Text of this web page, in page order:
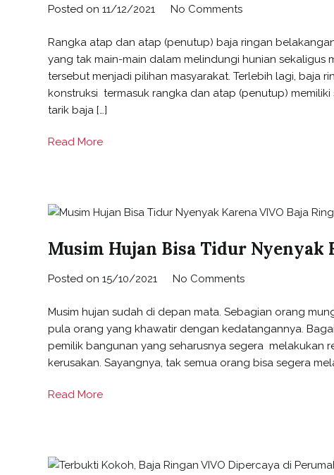
Posted on 11/12/2021 No Comments
Rangka atap dan atap (penutup) baja ringan
yang tak main-main dalam melindungi hunian sekaligus
tersebut menjadi pilihan masyarakat. Terlebih lagi, baja
konstruksi termasuk rangka dan atap (penutup)
tarik baja […]
Read More
Musim Hujan Bisa Tidur Nyenyak
Posted on 15/10/2021 No Comments
Musim hujan sudah di depan mata. Sebagian orang
pula orang yang khawatir dengan kedatangannya.
pemilik bangunan yang seharusnya segera melakukan
kerusakan. Sayangnya, tak semua orang bisa segera
Read More